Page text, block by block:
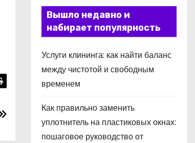
Вышло недавно и
набирает популярность
Услуги клининга: как найти баланс
между чистотой и свободным
временем
Как правильно заменить
уплотнитель на пластиковых окнах:
пошаговое руководство от